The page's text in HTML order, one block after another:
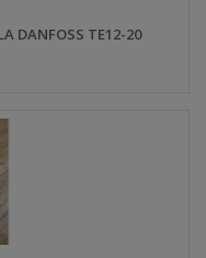
DANFOSS TE12-20